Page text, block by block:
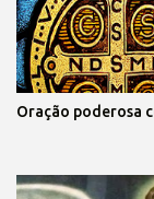
Oração poderosa